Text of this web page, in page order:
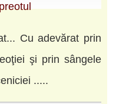
Cu adevărat prin
şi prin sângele
.....